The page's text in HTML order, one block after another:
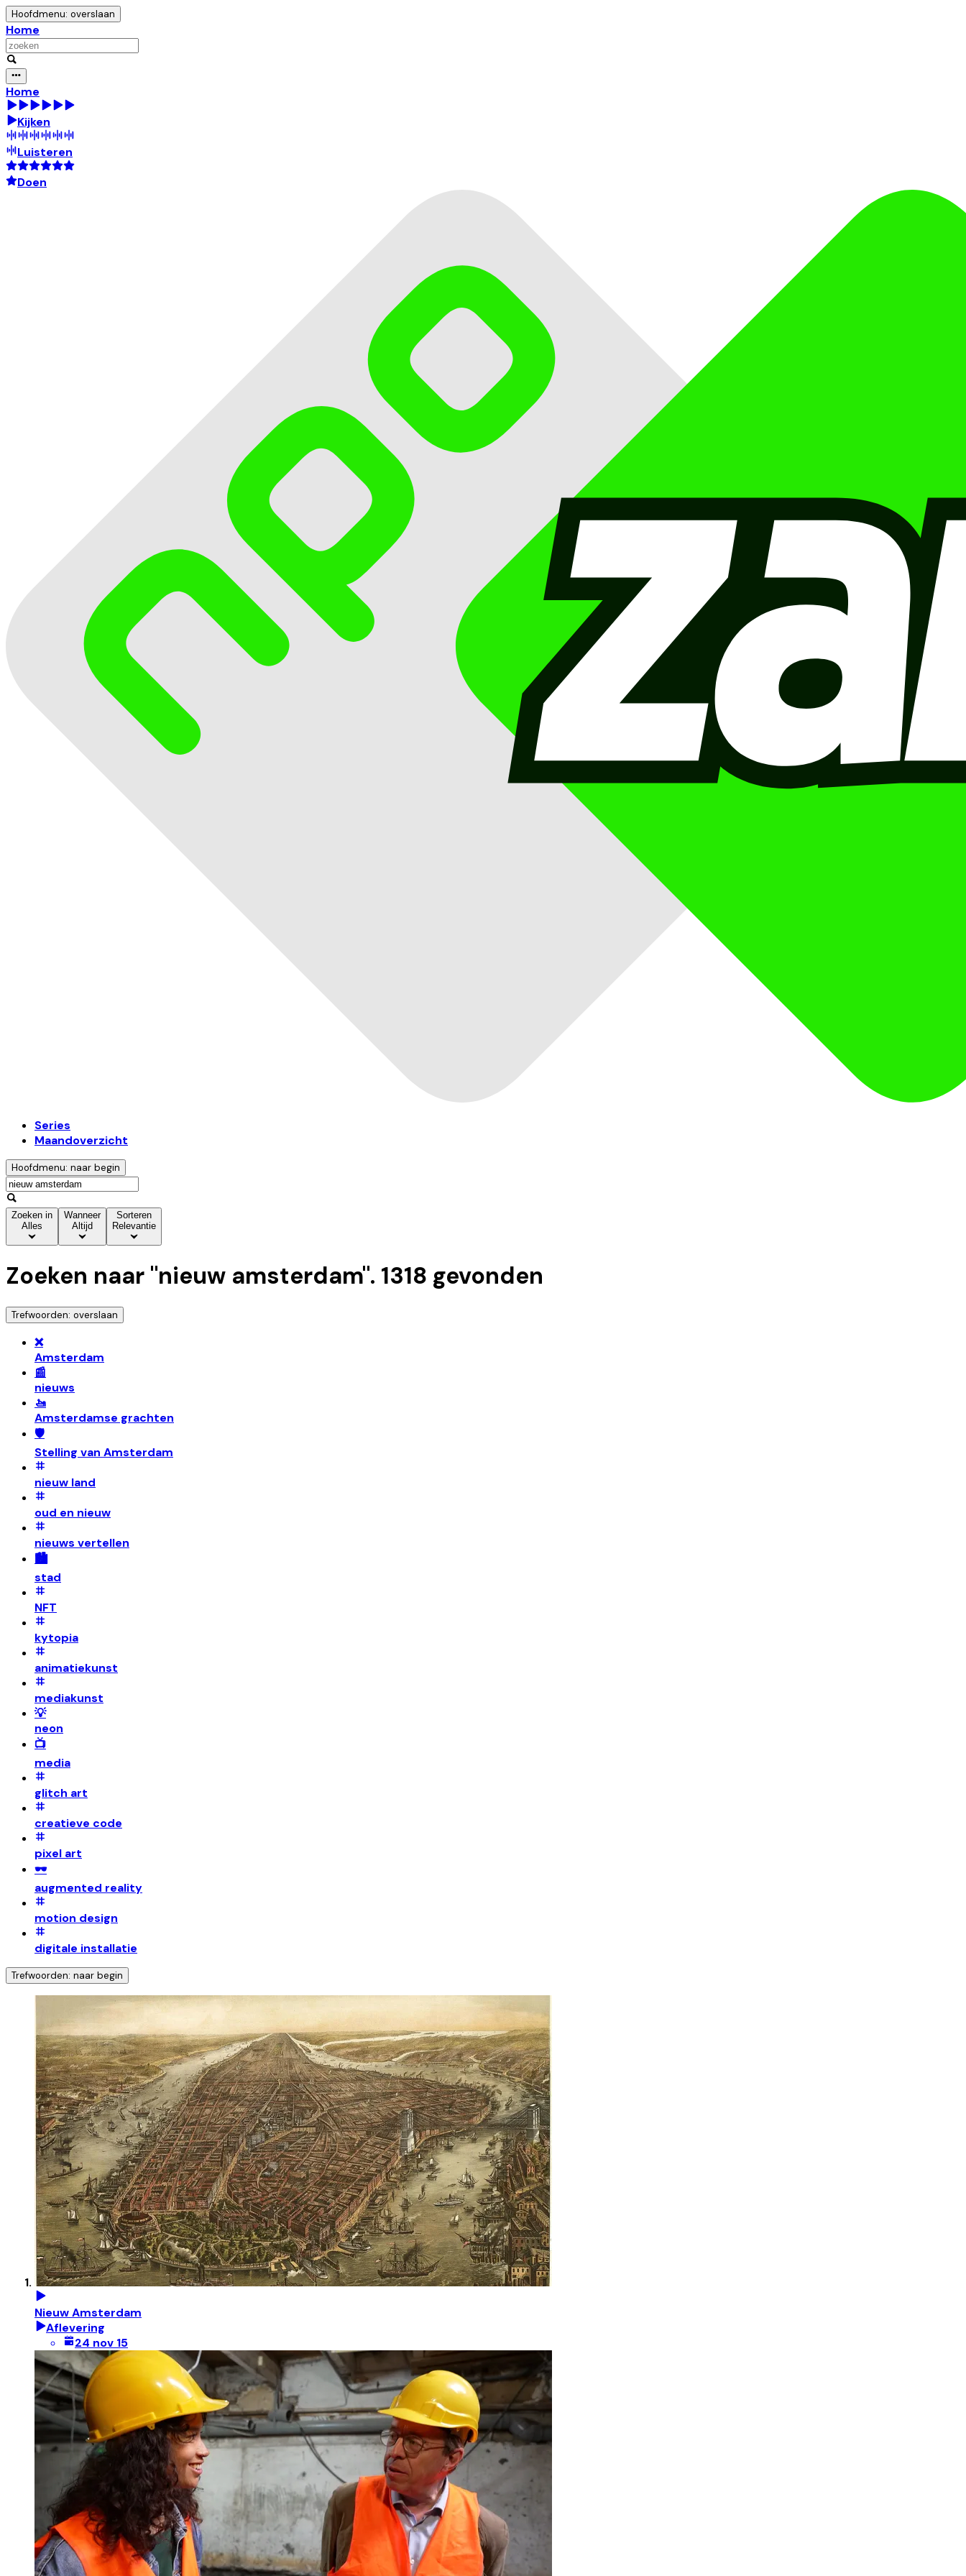
Hoofdmenu: overslaan
Home
Home
Kijken
Luisteren
Doen
Series
Maandoverzicht
Hoofdmenu: naar begin
Zoeken in
Alles
Wanneer
Altijd
Sorteren
Relevantie
Zoeken naar "nieuw amsterdam". 1318 gevonden
Trefwoorden: overslaan
❌
Amsterdam
📰
nieuws
🚤
Amsterdamse grachten
🛡️
Stelling van Amsterdam
nieuw land
oud en nieuw
nieuws vertellen
🏙️
stad
NFT
kytopia
animatiekunst
mediakunst
💡
neon
📺
media
glitch art
creatieve code
pixel art
🕶️
augmented reality
motion design
digitale installatie
Trefwoorden: naar begin
Nieuw Amsterdam
Aflevering
24 nov 15